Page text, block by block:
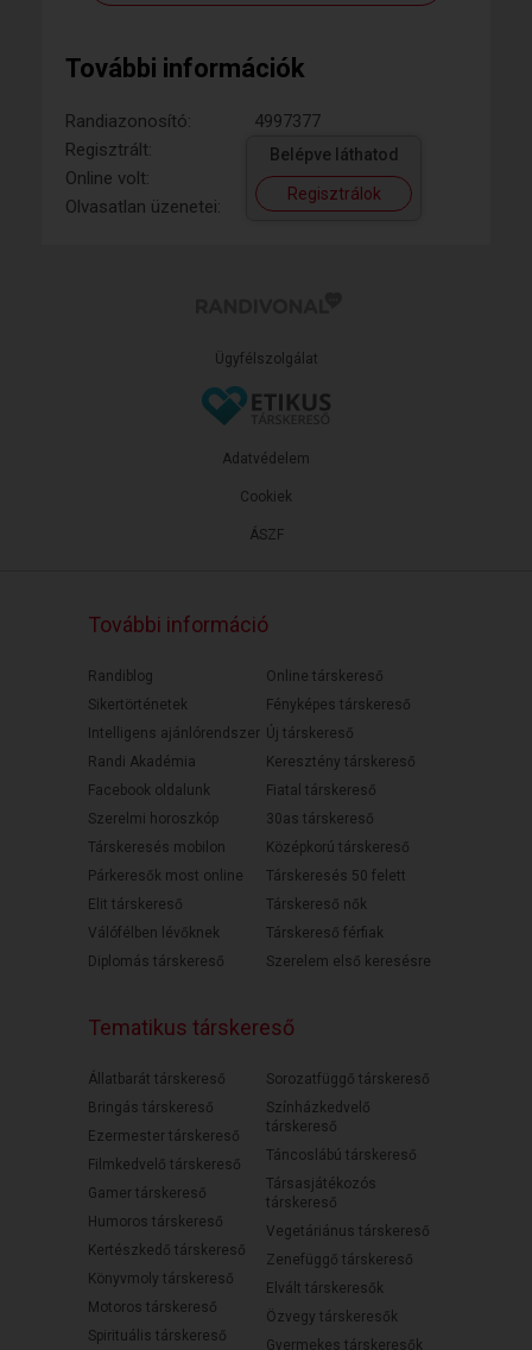
További információk
Randiazonosító:
4997377
Regisztrált:
Online volt:
Olvasatlan üzenetei:
Belépve láthatod
Regisztrálok
Ügyfélszolgálat
ÁSZF
Adatvédelem
Cookiek
További információ
Randiblog
Sikertörténetek
Intelligens ajánlórendszer
Randi Akadémia
Facebook oldalunk
Szerelmi horoszkóp
Társkeresés mobilon
Párkeresők most online
Elit társkereső
Válófélben lévőknek
Diplomás társkereső
Online társkereső
Fényképes társkereső
Új társkereső
Keresztény társkereső
Fiatal társkereső
30as társkereső
Középkorú társkereső
Társkeresés 50 felett
Társkereső nők
Társkereső férfiak
Szerelem első keresésre
Tematikus társkereső
Állatbarát társkereső
Bringás társkereső
Ezermester társkereső
Filmkedvelő társkereső
Gamer társkereső
Humoros társkereső
Kertészkedő társkereső
Könyvmoly társkereső
Motoros társkereső
Spirituális társkereső
Sorozatfüggő társkereső
Színházkedvelő
társkereső
Táncoslábú társkereső
Társasjátékozós
társkereső
Vegetáriánus társkereső
Zenefüggő társkereső
Elvált társkeresők
Özvegy társkeresők
Gyermekes társkeresők